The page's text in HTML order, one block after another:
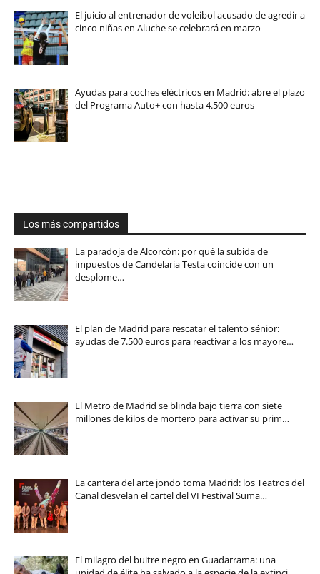
El juicio al entrenador de voleibol acusado de agredir a
cinco niñas en Aluche se celebrará en marzo
Ayudas para coches eléctricos en Madrid: abre el plazo
del Programa Auto+ con hasta 4.500 euros
Los más compartidos
La paradoja de Alcorcón: por qué la subida de
impuestos de Candelaria Testa coincide con un
desplome…
El plan de Madrid para rescatar el talento sénior:
ayudas de 7.500 euros para reactivar a los mayore…
El Metro de Madrid se blinda bajo tierra con siete
millones de kilos de mortero para activar su prim…
La cantera del arte jondo toma Madrid: los Teatros del
Canal desvelan el cartel del VI Festival Suma…
El milagro del buitre negro en Guadarrama: una